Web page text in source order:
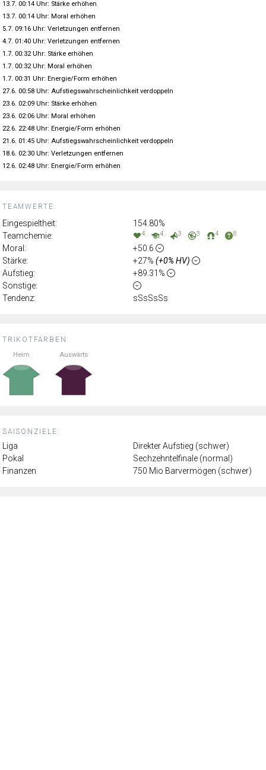
TRIKOTFARBEN:
Heim Auswärts
SAISONZIELE:
Liga
Direkter Aufstieg (schwer)
Pokal
Sechzehntelfinale (normal)
Finanzen
750 Mio Barvermögen (schwer)
TEAMWERTE:
Eingespieltheit:
154.80%
Teamchemie:
4 4 3 3 4 8
Moral:
+50.6
Stärke:
+27% (+0% HV)
Aufstieg:
+89.31%
Sonstige:
Tendenz:
sSsSsSs
13.7. 00:14 Uhr: Stärke erhöhen
13.7. 00:14 Uhr: Moral erhöhen
5.7. 09:16 Uhr: Verletzungen entfernen
4.7. 01:40 Uhr: Verletzungen entfernen
1.7. 00:32 Uhr: Stärke erhöhen
1.7. 00:32 Uhr: Moral erhöhen
1.7. 00:31 Uhr: Energie/Form erhöhen
27.6. 00:58 Uhr: Aufstiegswahrscheinlichkeit verdoppeln
23.6. 02:09 Uhr: Stärke erhöhen
23.6. 02:06 Uhr: Moral erhöhen
22.6. 22:48 Uhr: Energie/Form erhöhen
21.6. 01:45 Uhr: Aufstiegswahrscheinlichkeit verdoppeln
18.6. 02:30 Uhr: Verletzungen entfernen
12.6. 02:48 Uhr: Energie/Form erhöhen